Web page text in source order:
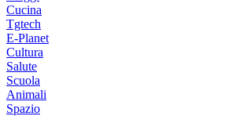
Cucina
Tgtech
E-Planet
Cultura
Salute
Scuola
Animali
Spazio